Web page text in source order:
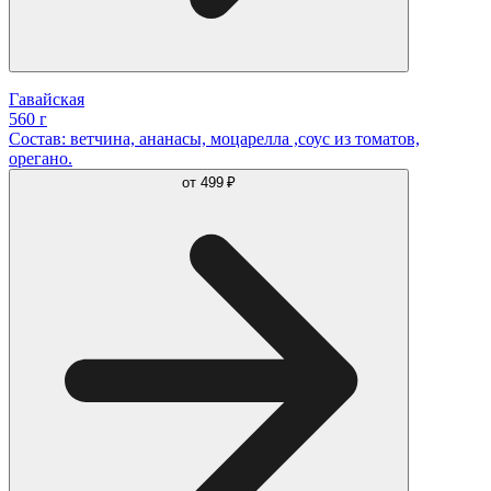
Гавайская
560 г
Состав: ветчина, ананасы, моцарелла ,соус из томатов,
орегано.
от 499 ₽